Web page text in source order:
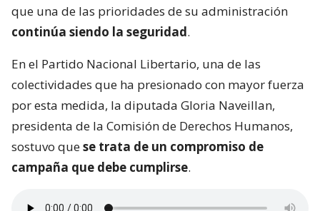
que una de las prioridades de su administración
continúa siendo la seguridad.
En el Partido Nacional Libertario, una de las
colectividades que ha presionado con mayor fuerza
por esta medida, la diputada Gloria Naveillan,
presidenta de la Comisión de Derechos Humanos,
sostuvo quese trata de un compromiso de
campaña que debe cumplirse.